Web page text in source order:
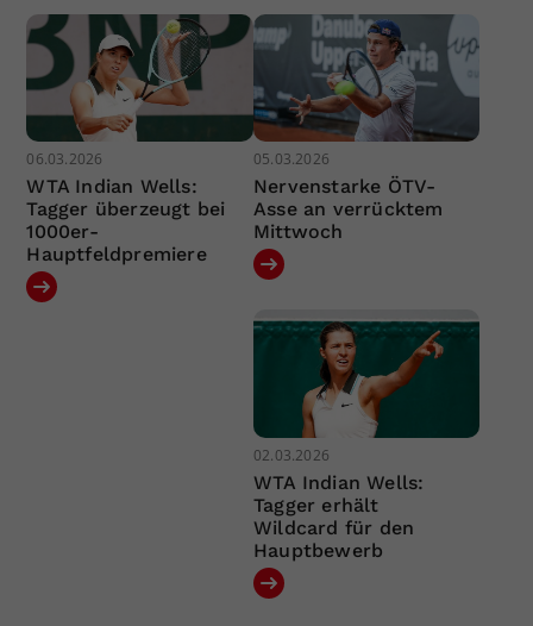
06.03.2026
WTA Indian Wells:
Tagger überzeugt bei
1000er-
Hauptfeldpremiere
05.03.2026
Nervenstarke ÖTV-
Asse an verrücktem
Mittwoch
02.03.2026
WTA Indian Wells:
Tagger erhält
Wildcard für den
Hauptbewerb